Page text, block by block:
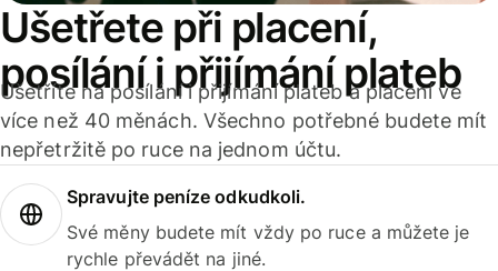
Ušetřete při placení,
posílání i přijímání plateb
Ušetříte na posílání i přijímání plateb a placení ve
více než 40 měnách. Všechno potřebné budete mít
nepřetržitě po ruce na jednom účtu.
Spravujte peníze odkudkoli.
Své měny budete mít vždy po ruce a můžete je
rychle převádět na jiné.